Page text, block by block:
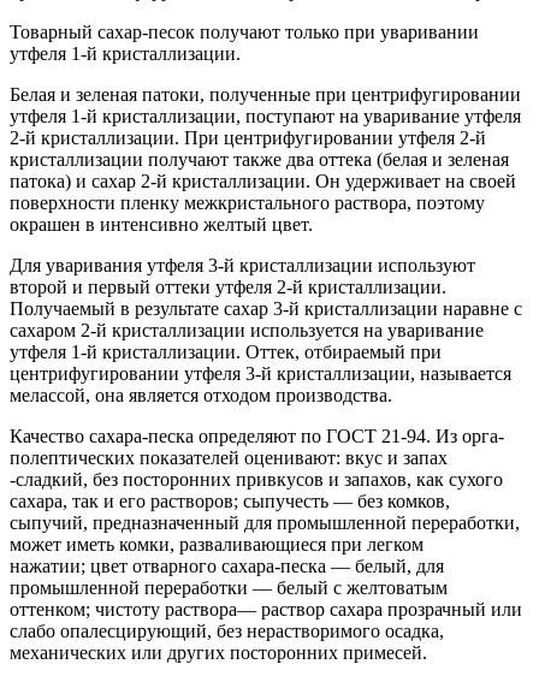
Товарный сахар-песок получают только при уваривании
утфеля 1-й кристаллизации.
Белая и зеленая патоки, полученные при центрифугировании
утфеля 1-й кристаллизации, поступают на уваривание утфеля
2-й кристаллизации. При центрифугировании утфеля 2-й
кристаллизации получают также два оттека (белая и зеленая
патока) и сахар 2-й кристаллизации. Он удерживает на своей
поверхности пленку межкристального раствора, поэтому
окрашен в интенсивно желтый цвет.
Для уваривания утфеля 3-й кристаллизации используют
второй и первый оттеки утфеля 2-й кристаллизации.
Получаемый в результате сахар 3-й кристаллизации наравне с
сахаром 2-й кристаллизации используется на уваривание
утфеля 1-й кристаллизации. Оттек, отбираемый при
центрифугировании утфеля 3-й кристаллизации, называется
мелассой, она является отходом производства.
Качество сахара-песка определяют по ГОСТ 21-94. Из орга-
полептических показателей оценивают: вкус и запах
-сладкий, без посторонних привкусов и запахов, как сухого
сахара, так и его растворов; сыпучесть — без комков,
сыпучий, предназначенный для промышленной переработки,
может иметь комки, разваливающиеся при легком
нажатии; цвет отварного сахара-песка — белый, для
промышленной переработки — белый с желтоватым
оттенком; чистоту раствора— раствор сахара прозрачный или
слабо опалесцирующий, без нерастворимого осадка,
механических или других посторонних примесей.